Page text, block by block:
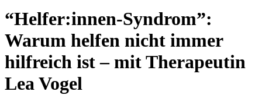
“Helfer:innen-Syndrom”:
Warum helfen nicht immer
hilfreich ist – mit Therapeutin
Lea Vogel